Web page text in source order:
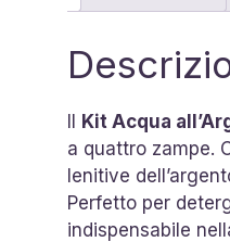
Kit Acqua
a quattro zampe.
lenitive
Perfetto per
indispensabile